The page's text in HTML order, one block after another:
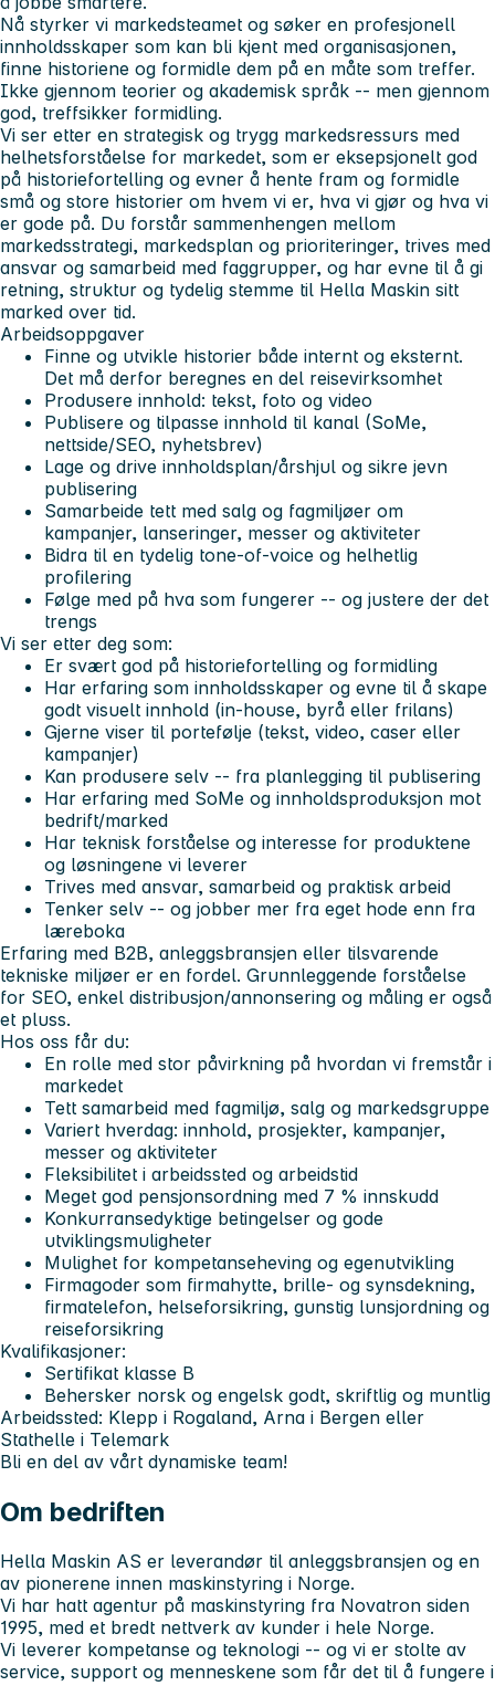
Nå styrker vi markedsteamet og søker en profesjonell
innholdsskaper som kan bli kjent med organisasjonen,
finne historiene og formidle dem på en måte som treffer.
Ikke gjennom teorier og akademisk språk -- men gjennom
god, treffsikker formidling.
Vi ser etter en strategisk og trygg markedsressurs med
helhetsforståelse for markedet, som er eksepsjonelt god
på historiefortelling og evner å hente fram og formidle
små og store historier om hvem vi er, hva vi gjør og hva vi
er gode på. Du forstår sammenhengen mellom
markedsstrategi, markedsplan og prioriteringer, trives med
ansvar og samarbeid med faggrupper, og har evne til å gi
retning, struktur og tydelig stemme til Hella Maskin sitt
marked over tid.
Arbeidsoppgaver
Finne og utvikle historier både internt og eksternt.
Det må derfor beregnes en del reisevirksomhet
Produsere innhold: tekst, foto og video
Publisere og tilpasse innhold til kanal (SoMe,
nettside/SEO, nyhetsbrev)
Lage og drive innholdsplan/årshjul og sikre jevn
publisering
Samarbeide tett med salg og fagmiljøer om
kampanjer, lanseringer, messer og aktiviteter
Bidra til en tydelig tone-of-voice og helhetlig
profilering
Følge med på hva som fungerer -- og justere der det
trengs
Vi ser etter deg som:
Er svært god på historiefortelling og formidling
Har erfaring som innholdsskaper og evne til å skape
godt visuelt innhold (in-house, byrå eller frilans)
Gjerne viser til portefølje (tekst, video, caser eller
kampanjer)
Kan produsere selv -- fra planlegging til publisering
Har erfaring med SoMe og innholdsproduksjon mot
bedrift/marked
Har teknisk forståelse og interesse for produktene
og løsningene vi leverer
Trives med ansvar, samarbeid og praktisk arbeid
Tenker selv -- og jobber mer fra eget hode enn fra
læreboka
Erfaring med B2B, anleggsbransjen eller tilsvarende
tekniske miljøer er en fordel. Grunnleggende forståelse
for SEO, enkel distribusjon/annonsering og måling er også
et pluss.
Hos oss får du:
En rolle med stor påvirkning på hvordan vi fremstår i
markedet
Tett samarbeid med fagmiljø, salg og markedsgruppe
Variert hverdag: innhold, prosjekter, kampanjer,
messer og aktiviteter
Fleksibilitet i arbeidssted og arbeidstid
Meget god pensjonsordning med 7 % innskudd
Konkurransedyktige betingelser og gode
utviklingsmuligheter
Mulighet for kompetanseheving og egenutvikling
Firmagoder som firmahytte, brille- og synsdekning,
firmatelefon, helseforsikring, gunstig lunsjordning og
reiseforsikring
Kvalifikasjoner:
Sertifikat klasse B
Behersker norsk og engelsk godt, skriftlig og muntlig
Arbeidssted: Klepp i Rogaland, Arna i Bergen eller
Stathelle i Telemark
Bli en del av vårt dynamiske team!
Om bedriften
Hella Maskin AS er leverandør til anleggsbransjen og en
av pionerene innen maskinstyring i Norge.
Vi har hatt agentur på maskinstyring fra Novatron siden
1995, med et bredt nettverk av kunder i hele Norge.
Vi leverer kompetanse og teknologi -- og vi er stolte av
service, support og menneskene som får det til å fungere i